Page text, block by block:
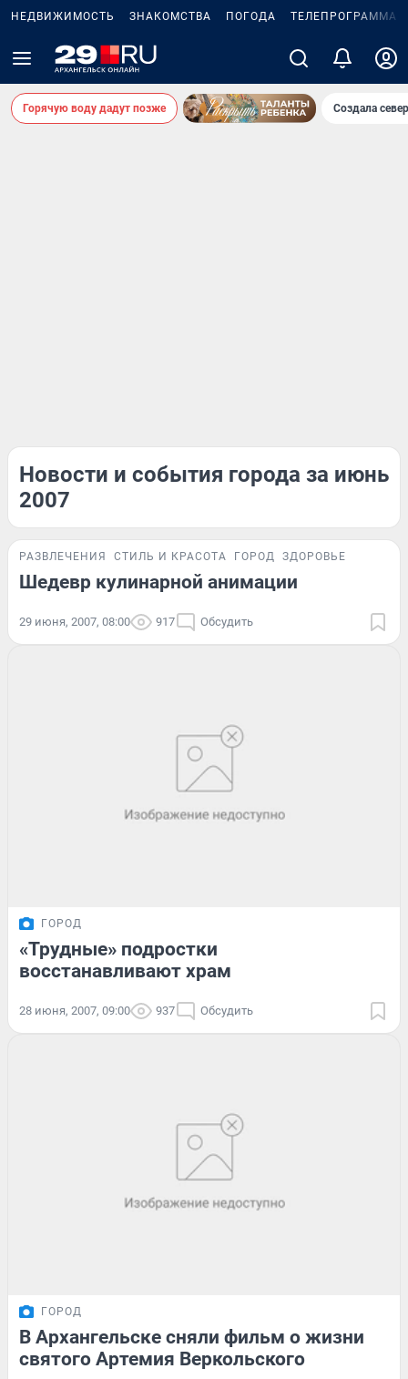
НЕДВИЖИМОСТЬ ЗНАКОМСТВА ПОГОДА ТЕЛЕПРОГРАММА
Горячую воду дадут позже Создала
Новости и события города за июнь
2007
РАЗВЛЕЧЕНИЯ СТИЛЬ И КРАСОТА ГОРОД ЗДОРОВЬЕ
Шедевр кулинарной анимации
29 июня, 2007, 08:00 917 Обсудить
ГОРОД
«Трудные» подростки
восстанавливают храм
28 июня, 2007, 09:00 937 Обсудить
ГОРОД
В Архангельске сняли фильм о жизни
святого Артемия Веркольского